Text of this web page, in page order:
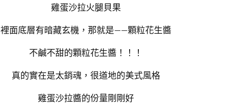
雞蛋沙拉火腿貝果
裡面底層有暗藏玄機，那就是——顆粒花生醬
不鹹不甜的顆粒花生醬！！！
真的實在是太銷魂，很道地的美式風格
雞蛋沙拉醬的份量剛剛好